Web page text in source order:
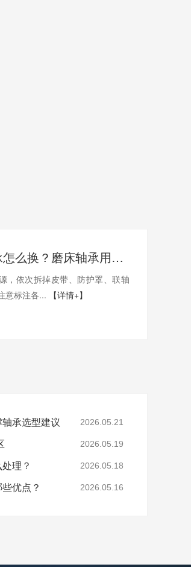
磨床轴承怎么换？磨床轴承用哪家的比较好？
，依次拆掉皮带、防护罩、联轴
意标注各...
【详情+】
承选型建议 2026.05.21
2026.05.19
理？ 2026.05.18
优点？ 2026.05.16